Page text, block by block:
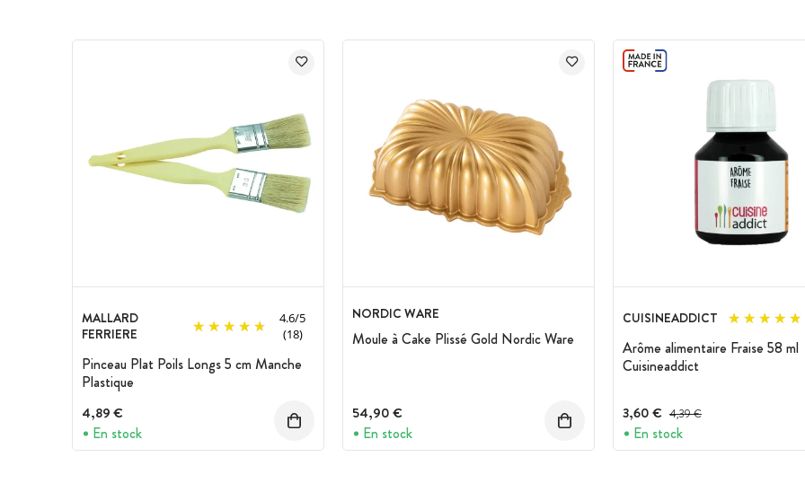
MALLARD
FERRIERE
4.6/5
(18)
Pinceau Plat Poils Longs 5 cm Manche
Plastique
4,89 €
En stock
NORDIC WARE
Moule à Cake Plissé Gold Nordic Ware
54,90 €
En stock
CUISINEADDICT
Arôme alimentaire Fraise 58 ml
Cuisineaddict
3,60 € Prix avant réduction :
4,39 €
En stock